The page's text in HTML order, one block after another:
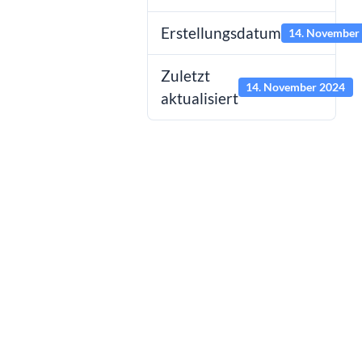
Erstellungsdatum 14.
Zuletzt
aktualisiert
14. November 2024